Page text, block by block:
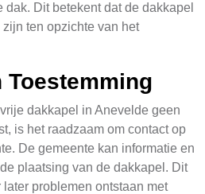
Dit betekent dat de dakkapel
ten opzichte van het
Toestemming
dakkapel in Anevelde geen
is het raadzaam om contact op
De gemeente kan informatie en
plaatsing van de dakkapel. Dit
problemen ontstaan met